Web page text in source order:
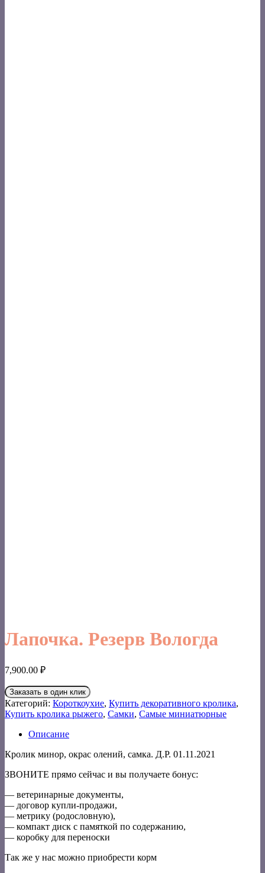
Лапочка. Резерв Вологда
7,900.00 ₽
Заказать в один клик
Категорий: Короткоухие, Купить декоративного кролика,
Купить кролика рыжего, Самки, Самые миниатюрные
Описание
Кролик минор, окрас олений, самка. Д.Р. 01.11.2021
ЗВОНИТЕ прямо сейчас и вы получаете бонус:
— ветеринарные документы,
— договор купли-продажи,
— метрику (родословную),
— компакт диск с памяткой по содержанию,
— коробку для переноски
Так же у нас можно приобрести корм